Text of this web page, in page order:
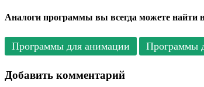
Аналоги программы вы всегда можете найти
Программы для анимации Программы
Добавить комментарий